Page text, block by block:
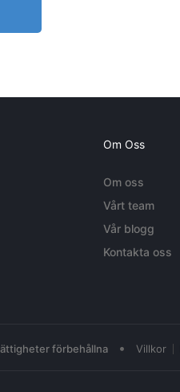
Om Oss
Om oss
Vårt team
Vår blogg
Kontakta oss
förbehållna • Villkor